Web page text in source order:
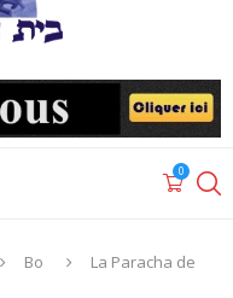
0
Bo
La Paracha de